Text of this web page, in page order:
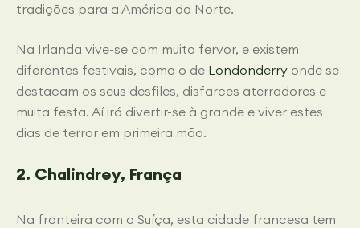
tradições para a América do Norte.
Na Irlanda vive-se com muito fervor, e existem
diferentes festivais, como o de Londonderry onde se
destacam os seus desfiles, disfarces aterradores e
muita festa. Aí irá divertir-se à grande e viver estes
dias de terror em primeira mão.
2. Chalindrey, França
Na fronteira com a Suíça, esta cidade francesa tem